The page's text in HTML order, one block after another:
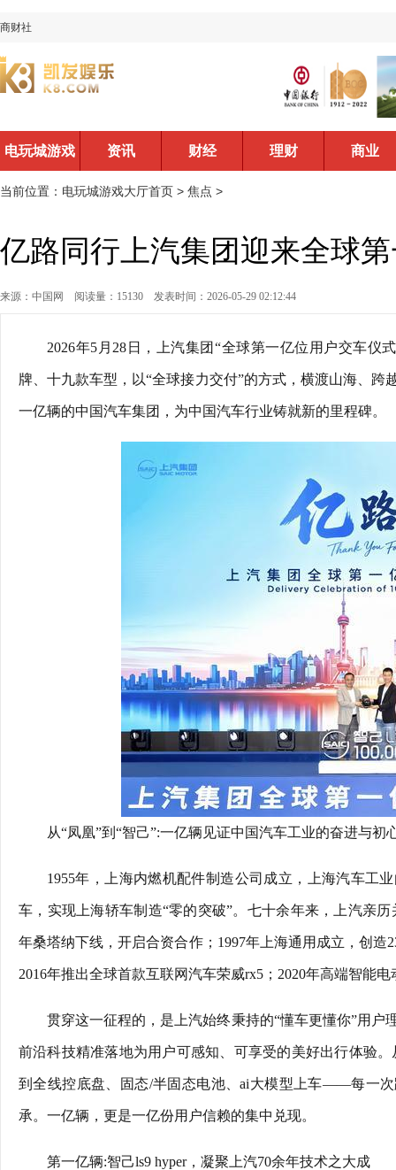
商财社
电玩城游戏
大厅首页
资讯 财经 理财 商业
当前位置： 电玩城游戏大厅首页 > 焦点 >
亿路同行上汽集团迎来全球
来源：中国网 阅读量：15130 发表时间：2026-05-29 02:12:44
2026年5月28日，上汽集团“全球第一亿位用户交车
牌、十九款车型，以“全球接力交付”的方式，横渡山海、
一亿辆的中国汽车集团，为中国汽车行业铸就新的里程碑。
从“凤凰”到“智己”:一亿辆见证中国汽车工业的奋进与初
1955年，上海内燃机配件制造公司成立，上海汽车工
车，实现上海轿车制造“零的突破”。七十余年来，上汽亲
年桑塔纳下线，开启合资合作；1997年上海通用成立，创造
2016年推出全球首款互联网汽车荣威rx5；2020年高端智能
贯穿这一征程的，是上汽始终秉持的“懂车更懂你”用
前沿科技精准落地为用户可感知、可享受的美好出行体验
到全线控底盘、固态/半固态电池、ai大模型上车——每一
承。一亿辆，更是一亿份用户信赖的集中兑现。
第一亿辆:智己ls9 hyper，凝聚上汽70余年技术之大成